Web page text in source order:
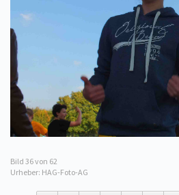
Bild 36von 62
Urheber: HAG-Foto-AG